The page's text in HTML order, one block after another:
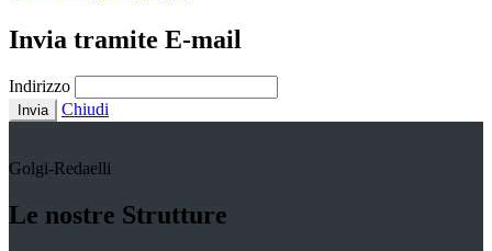
Invia tramite E-mail
Indirizzo
Invia Chiudi
Golgi-Redaelli
Le nostre Strutture